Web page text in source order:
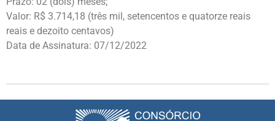
Valor: R$ 3.714,18 (três mil, setencentos e quatorze reais
reais e dezoito centavos)
Data de Assinatura: 07/12/2022